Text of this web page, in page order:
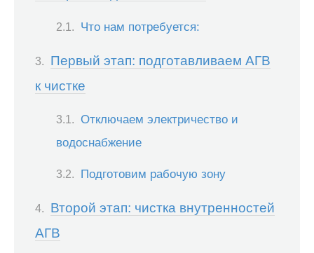
Что нам потребуется:
Первый этап: подготавливаем АГВ
к чистке
Отключаем электричество и
водоснабжение
Подготовим рабочую зону
Второй этап: чистка внутренностей
АГВ